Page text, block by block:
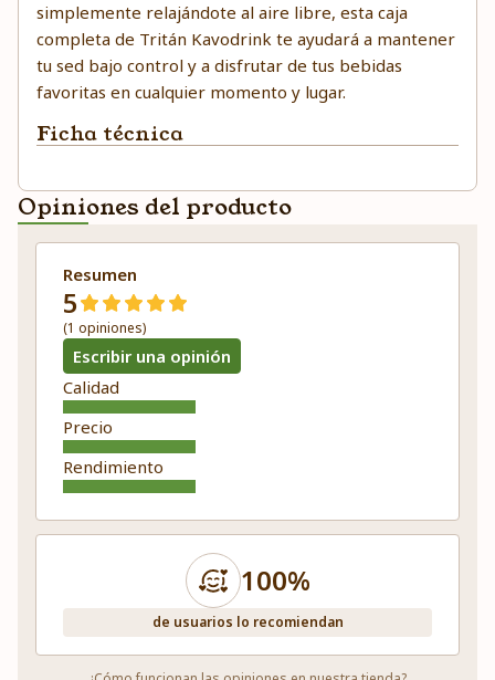
simplemente relajándote al aire libre, esta caja
completa de Tritán Kavodrink te ayudará a mantener
tu sed bajo control y a disfrutar de tus bebidas
favoritas en cualquier momento y lugar.
Ficha técnica
Opiniones del producto
Resumen
5
(1 opiniones)
Escribir una opinión
Calidad
Precio
Rendimiento
100%
de usuarios lo recomiendan